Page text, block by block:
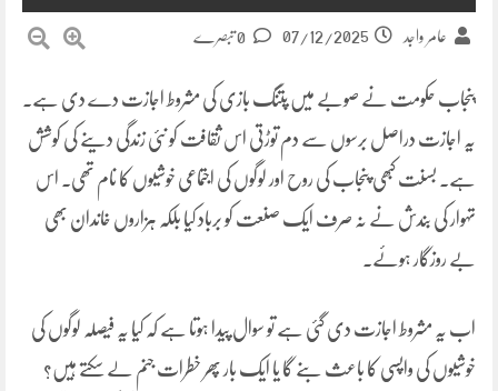
عامر واجد 07/12/2025
پنجاب حکومت نے صوبے میں پتنگ بازی کی مشروط اجازت دے دی ہے۔
یہ اجازت دراصل برسوں سے دم توڑتی اس ثقافت کو نئی زندگی دینے کی کوشش
ہے۔ بسنت کبھی پنجاب کی روح اور لوگوں کی اجتماعی خوشیوں کا نام تھی۔ اس
تہوار کی بندش نے نہ صرف ایک صنعت کو برباد کیا بلکہ ہزاروں خاندان بھی
بے روزگار ہوئے۔
اب یہ مشروط اجازت دی گئی ہے تو سوال پیدا ہوتا ہے کہ کیا یہ فیصلہ لوگوں کی
خوشیوں کی واپسی کا باعث بنے گا یا ایک بار پھر خطرات جنم لے سکتے ہیں؟